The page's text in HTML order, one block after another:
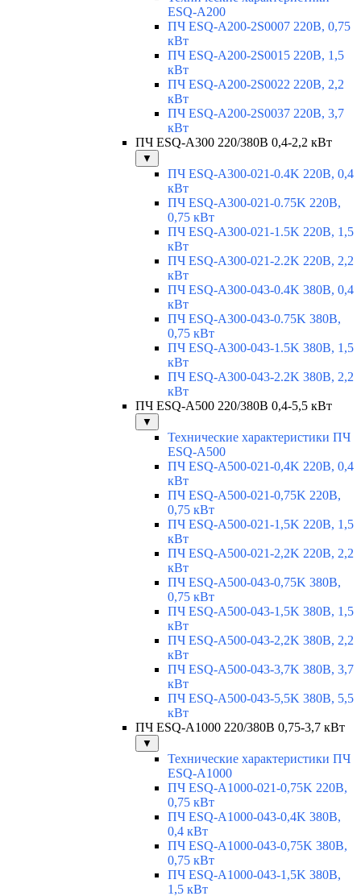
ESQ-A200
ПЧ ESQ-A200-2S0007 220В, 0,75
кВт
ПЧ ESQ-A200-2S0015 220В, 1,5
кВт
ПЧ ESQ-A200-2S0022 220В, 2,2
кВт
ПЧ ESQ-A200-2S0037 220В, 3,7
кВт
ПЧ ESQ-A300 220/380В 0,4-2,2 кВт
▼
ПЧ ESQ-A300-021-0.4K 220В, 0,4
кВт
ПЧ ESQ-A300-021-0.75K 220В,
0,75 кВт
ПЧ ESQ-A300-021-1.5K 220В, 1,5
кВт
ПЧ ESQ-A300-021-2.2K 220В, 2,2
кВт
ПЧ ESQ-A300-043-0.4K 380В, 0,4
кВт
ПЧ ESQ-A300-043-0.75K 380В,
0,75 кВт
ПЧ ESQ-A300-043-1.5K 380В, 1,5
кВт
ПЧ ESQ-A300-043-2.2K 380В, 2,2
кВт
ПЧ ESQ-A500 220/380В 0,4-5,5 кВт
▼
Технические характеристики ПЧ
ESQ-A500
ПЧ ESQ-A500-021-0,4K 220В, 0,4
кВт
ПЧ ESQ-A500-021-0,75K 220В,
0,75 кВт
ПЧ ESQ-A500-021-1,5K 220В, 1,5
кВт
ПЧ ESQ-A500-021-2,2K 220В, 2,2
кВт
ПЧ ESQ-A500-043-0,75K 380В,
0,75 кВт
ПЧ ESQ-A500-043-1,5K 380В, 1,5
кВт
ПЧ ESQ-A500-043-2,2K 380В, 2,2
кВт
ПЧ ESQ-A500-043-3,7K 380В, 3,7
кВт
ПЧ ESQ-A500-043-5,5K 380В, 5,5
кВт
ПЧ ESQ-A1000 220/380В 0,75-3,7 кВт
▼
Технические характеристики ПЧ
ESQ-A1000
ПЧ ESQ-A1000-021-0,75K 220В,
0,75 кВт
ПЧ ESQ-A1000-043-0,4K 380В,
0,4 кВт
ПЧ ESQ-A1000-043-0,75K 380В,
0,75 кВт
ПЧ ESQ-A1000-043-1,5K 380В,
1,5 кВт